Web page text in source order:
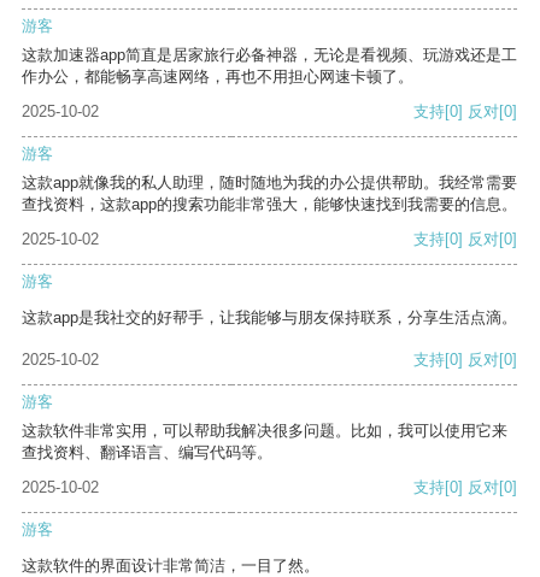
游客
这款加速器app简直是居家旅行必备神器，无论是看视频、玩游戏还是工
作办公，都能畅享高速网络，再也不用担心网速卡顿了。
2025-10-02
支持[0] 反对[0]
游客
这款app就像我的私人助理，随时随地为我的办公提供帮助。我经常需要
查找资料，这款app的搜索功能非常强大，能够快速找到我需要的信息。
2025-10-02
支持[0] 反对[0]
游客
这款app是我社交的好帮手，让我能够与朋友保持联系，分享生活点滴。
2025-10-02 支持[0] 反对[0]
游客
这款软件非常实用，可以帮助我解决很多问题。比如，我可以使用它来
查找资料、翻译语言、编写代码等。
2025-10-02
支持[0] 反对[0]
游客
这款软件的界面设计非常简洁，一目了然。